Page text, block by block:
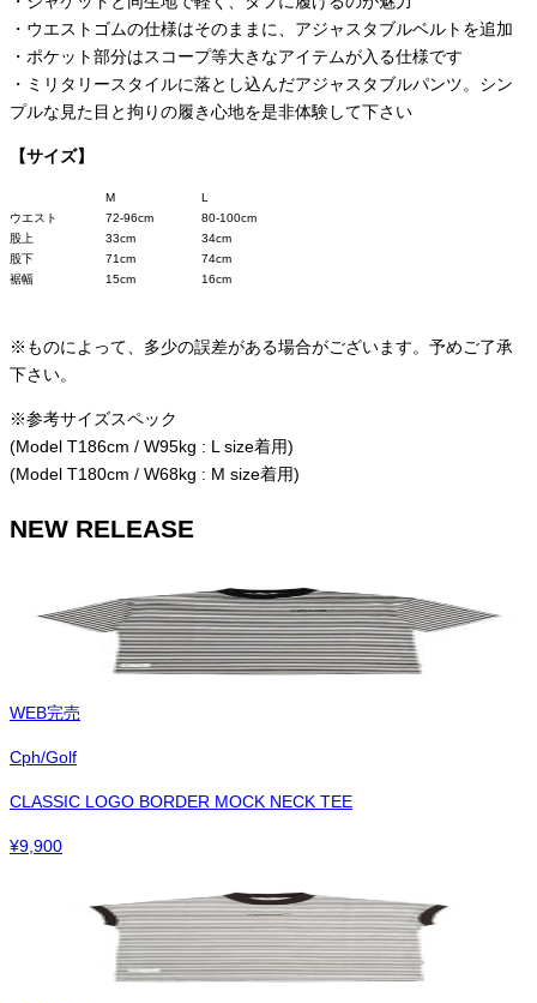
・ウエストゴムの仕様はそのままに、アジャスタブルベルトを追加
・ポケット部分はスコープ等大きなアイテムが入る仕様です
・ミリタリースタイルに落とし込んだアジャスタブルパンツ。シン
プルな見た目と拘りの履き心地を是非体験して下さい
【サイズ】
M
L
ウエスト
72-96cm
80-100cm
股上
33cm
34cm
股下
71cm
74cm
裾幅
15cm 16cm
※ものによって、多少の誤差がある場合がございます。予めご了承
下さい。
※参考サイズスペック
(Model T186cm / W95kg : L size着用)
(Model T180cm / W68kg : M size着用)
NEW RELEASE
WEB完売
Cph/Golf
CLASSIC LOGO BORDER MOCK NECK TEE
¥9,900